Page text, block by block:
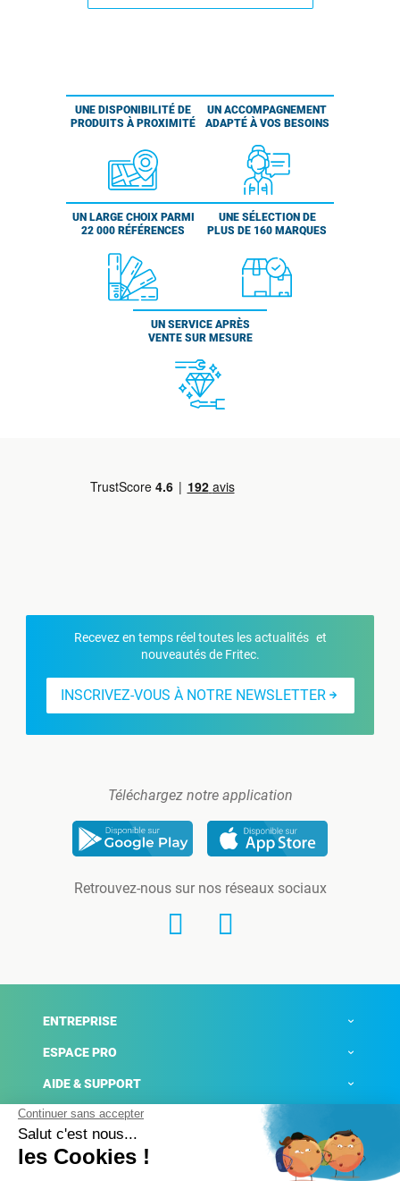
UNE DISPONIBILITÉ DE
PRODUITS À PROXIMITÉ
UN ACCOMPAGNEMENT
ADAPTÉ À VOS BESOINS
UN LARGE CHOIX PARMI
22 000 RÉFÉRENCES
UNE SÉLECTION DE
PLUS DE 160 MARQUES
UN SERVICE APRÈS
VENTE SUR MESURE
Recevez en temps réel toutes les actualités et
nouveautés de Fritec.
INSCRIVEZ-VOUS À NOTRE NEWSLETTER
Téléchargez notre application
Retrouvez-nous sur nos réseaux sociaux
ENTREPRISE
ESPACE PRO
AIDE & SUPPORT
ACTUALITÉS